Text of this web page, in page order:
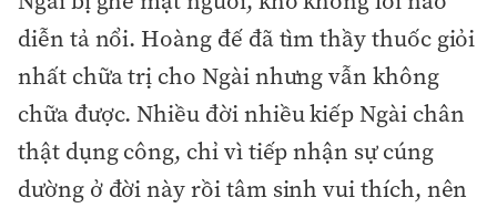
diễn tả nổi. Hoàng đế đã tìm thầy thuốc giỏi
nhất chữa trị cho Ngài nhưng vẫn không
chữa được. Nhiều đời nhiều kiếp Ngài chân
thật dụng công, chỉ vì tiếp nhận sự cúng
dường ở đời này rồi tâm sinh vui thích, nên